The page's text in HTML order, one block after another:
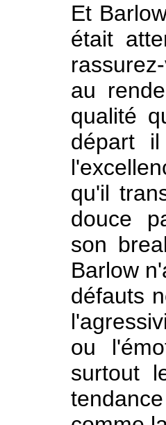
Et
était
au
qualité
départ
qu'il
douce
son
Barlow
défauts
ou
surtout